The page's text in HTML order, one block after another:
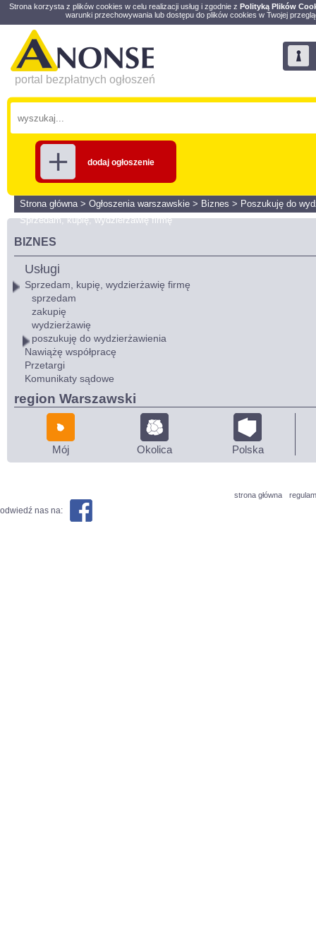
Strona korzysta z plików cookies w celu realizacji usług i zgodnie z Polityką Plików
warunki przechowywania lub dostępu do plików cookies w Twojej
portal bezpłatnych ogłoszeń
dodaj ogłoszenie
Strona główna> Ogłoszenia warszawskie > Biznes > Poszukuję do
Sprzedam, kupię, wydzierżawię firmę
BIZNES
Usługi
Sprzedam, kupię, wydzierżawię firmę
sprzedam
zakupię
wydzierżawię
poszukuję do wydzierżawienia
Nawiążę współpracę
Przetargi
Komunikaty sądowe
region Warszawski
Mój Okolica Polska
strona główna
odwiedź nas na: